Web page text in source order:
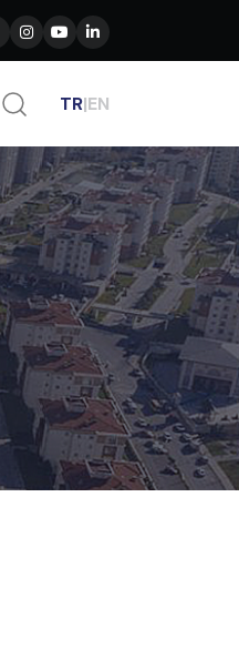
TR|EN